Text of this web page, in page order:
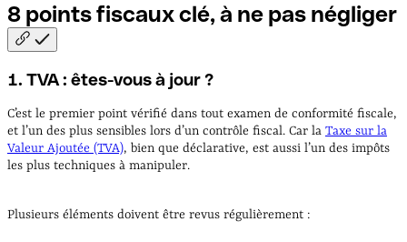
8 points fiscaux clé, à ne pas négliger
1. TVA : êtes-vous à jour ?
C’est le premier point vérifié dans tout examen de conformité fiscale,
et l’un des plus sensibles lors d’un contrôle fiscal. Car la Taxe sur la
Valeur Ajoutée (TVA), bien que déclarative, est aussi l’un des impôts
les plus techniques à manipuler.
Plusieurs éléments doivent être revus régulièrement :